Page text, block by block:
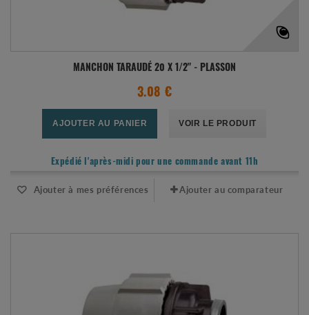
MANCHON TARAUDÉ 20 X 1/2" - PLASSON
3.08 €
AJOUTER AU PANIER VOIR LE PRODUIT
Expédié l'après-midi pour une commande avant 11h
Ajouter à mes préférences Ajouter au comparateur